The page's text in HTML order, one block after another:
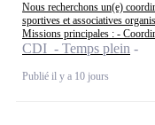
Nous recherchons un(e)
sportives et associatives
Missions principales : -
CDI - Temps plein
Publié il y a 10 jours